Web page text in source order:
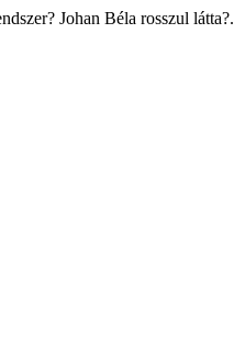
Johan Béla rosszul látta?.